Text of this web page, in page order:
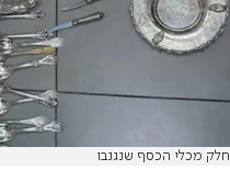
חלק מכלי הכסף שנגנבו